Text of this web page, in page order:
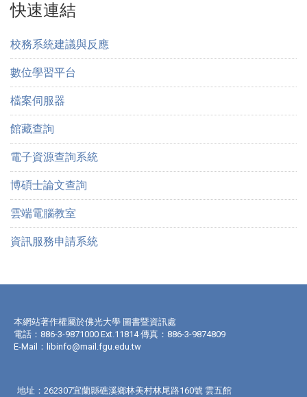
快速連結
校務系統建議與反應
數位學習平台
檔案伺服器
館藏查詢
電子資源查詢系統
博碩士論文查詢
雲端電腦教室
資訊服務申請系統
本網站著作權屬於佛光大學 圖書暨資訊處
電話：886-3-9871000 Ext.11814 傳真：886-3-9874809
E-Mail： libinfo@mail.fgu.edu.tw
地址：262307宜蘭縣礁溪鄉林美村林尾路160號 雲五館